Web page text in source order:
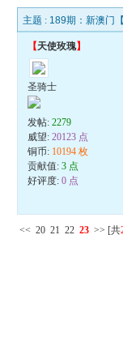
主题 : 189期：新澳门
【天使玫瑰】
圣骑士
发帖:2279
威望:20123 点
铜币: 10194 枚
贡献值:3 点
好评度:0 点
<< 20 21 22 23 >> [共